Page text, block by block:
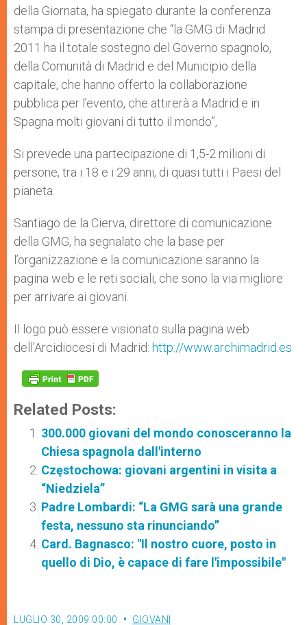
della Giornata, ha spiegato durante la conferenza
stampa di presentazione che “la GMG di Madrid
2011 ha il totale sostegno del Governo spagnolo,
della Comunità di Madrid e del Municipio della
capitale, che hanno offerto la collaborazione
pubblica per l’evento, che attirerà a Madrid e in
Spagna molti giovani di tutto il mondo”,
Si prevede una partecipazione di 1,5-2 milioni di
persone, tra i 18 e i 29 anni, di quasi tutti i Paesi del
pianeta.
Santiago de la Cierva, direttore di comunicazione
della GMG, ha segnalato che la base per
l’organizzazione e la comunicazione saranno la
pagina web e le reti sociali, che sono la via migliore
per arrivare ai giovani.
Il logo può essere visionato sulla pagina web
dell’Arcidiocesi di Madrid: http://www.archimadrid.es
Related Posts:
300.000 giovani del mondo conosceranno la
Chiesa spagnola dall'interno
Częstochowa: giovani argentini in visita a
“Niedziela”
Padre Lombardi: “La GMG sarà una grande
festa, nessuno sta rinunciando”
Card. Bagnasco: "Il nostro cuore, posto in
quello di Dio, è capace di fare l'impossibile"
LUGLIO 30, 2009 00:00 GIOVANI